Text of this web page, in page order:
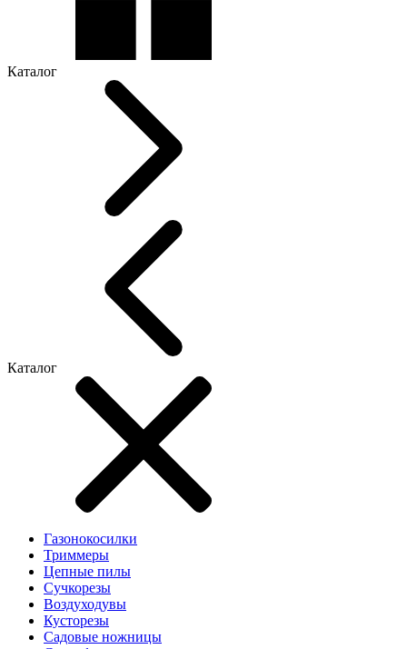
Каталог
Каталог
Газонокосилки
Триммеры
Цепные пилы
Cучкорезы
Воздуходувы
Кусторезы
Садовые ножницы